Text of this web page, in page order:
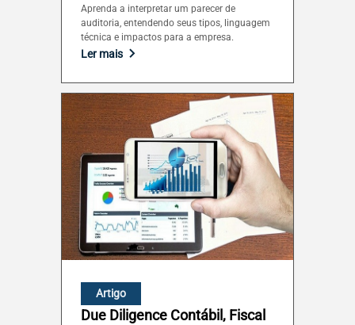
Tocantins (TO)
Aprenda a interpretar um parecer de
auditoria, entendendo seus tipos, linguagem
técnica e impactos para a empresa.
Ler mais
Artigo
Due Diligence Contábil, Fiscal